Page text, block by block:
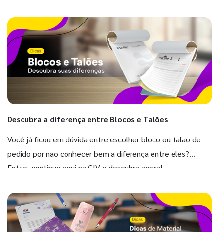
Descubra a diferença entre Blocos e Talões
Você já ficou em dúvida entre escolher bloco ou talão de
pedido por não conhecer bem a diferença entre eles?
Então, continue aqui na GIV e descubra agora!